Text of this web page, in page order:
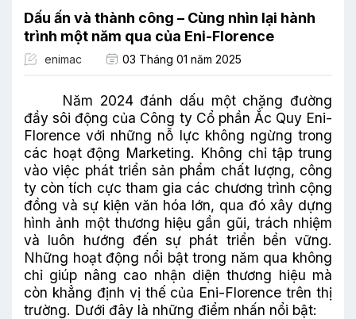
Dấu ấn và thành công – Cùng nhìn lại hành
trình một năm qua của Eni-Florence
enimac 03 Tháng 01 năm 2025
Năm 2024 đánh dấu một chặng đường
đầy sôi động của Công ty Cổ phần Ắc Quy Eni-
Florence với những nỗ lực không ngừng trong
các hoạt động Marketing. Không chỉ tập trung
vào việc phát triển sản phẩm chất lượng, công
ty còn tích cực tham gia các chương trình cộng
đồng và sự kiện văn hóa lớn, qua đó xây dựng
hình ảnh một thương hiệu gần gũi, trách nhiệm
và luôn hướng đến sự phát triển bền vững.
Những hoạt động nổi bật trong năm qua không
chỉ giúp nâng cao nhận diện thương hiệu mà
còn khẳng định vị thế của Eni-Florence trên thị
trường. Dưới đây là những điểm nhấn nổi bật: